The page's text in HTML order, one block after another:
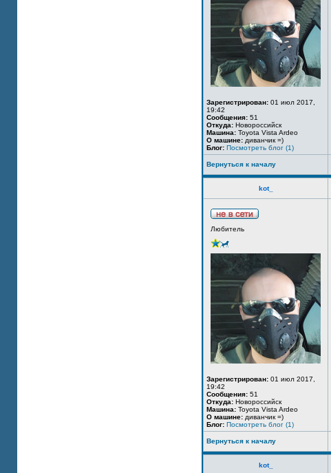
Зарегистрирован: 01 июл 2017,
19:42
Сообщения: 51
Откуда: Новороссийск
Машина: Toyota Vista Ardeo
О машине: диванчик =)
Блог: Посмотреть блог (1)
Вернуться к началу
kot_
Любитель
Зарегистрирован: 01 июл 2017,
19:42
Сообщения: 51
Откуда: Новороссийск
Машина: Toyota Vista Ardeo
О машине: диванчик =)
Блог: Посмотреть блог (1)
Вернуться к началу
kot_